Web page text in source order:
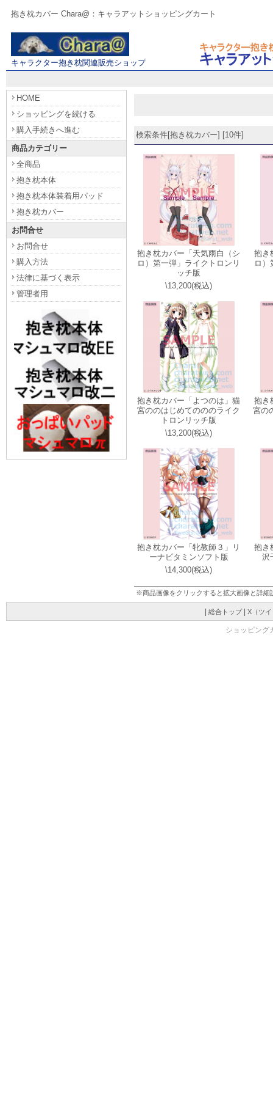
抱き枕カバー Chara@：キャラアットショッピングカート
キャラクター抱き枕関連販売ショップ
検索条件[抱き枕カバー] [10件]
抱き枕カバー「天気雨白（シ
ロ）第一弾」ライクトロンリ
ッチ版
\13,200(税込)
抱き
ロ）
抱き枕カバー「よつのは」猫
宮ののはじめてのののライク
トロンリッチ版
\13,200(税込)
抱き
宮の
抱き枕カバー「牝教師３」リ
ーナビタミンソフト版
\14,300(税込)
抱き
沢
※商品画像をクリックすると拡大画像と詳細
HOME
ショッピングを続ける
購入手続きへ進む
商品カテゴリー
全商品
抱き枕本体
抱き枕本体装着用パッド
抱き枕カバー
お問合せ
お問合せ
購入方法
法律に基づく表示
管理者用
| 総合トップ| X（ツ
ショッピング